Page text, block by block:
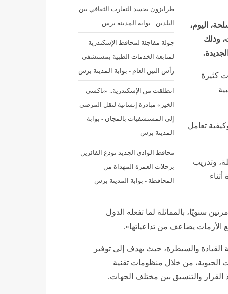
طرابزون يجسد التقارب الثقافي بين
البلدين - بوابة المدينة برس
جولة مفاجئة لمحافظ الإسكندرية
لمتابعة الخدمات الطبية بمستشفى
رأس التين العام - بوابة المدينة برس
انطلقت من الإسكندرية.. «تاكسي
الخير» مبادرة إنسانية لنقل المرضى
إلى المستشفيات بالمجان - بوابة
المدينة برس
محافظ الوادي الجديد تودع الفائزين
برحلات العمرة المهداة من
المحافظة - بوابة المدينة برس
اليوم،
وذلك
كثيرة
تعامل
وتدريب
سنويًا، بالمماثلة لما تفعله الدول
الأزمات يضاعف من تداعياتها».
القيادة والسيطرة، حيث يهدف إلى توفير
الحيوية، من خلال منظومات تقنية
القرار والتنسيق بين مختلف الجهات.